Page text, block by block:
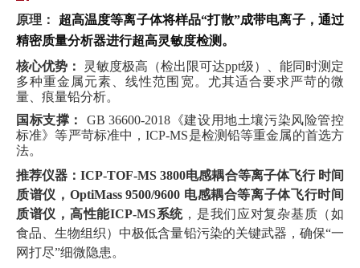
原理： 超高温度等离子体将样品“打散”成带电离子，通过
精密质量分析器进行超高灵敏度检测。
核心优势：
灵敏度极高（检出限可达ppt级）、能同时测定
多种重金属元素、线性范围宽。尤其适合要求严苛的微
量、痕量铅分析。
国标支撑：
GB 36600-2018《建设用地土壤污染风险管控
标准》等严苛标准中，ICP-MS是检测铅等重金属的首选方
法。
推荐仪器：ICP-TOF-MS 3800电感耦合等离子体飞行 时间
质谱仪， OptiMass 9500/9600 电感耦合等离子体飞行时间
质谱仪，高性能ICP-MS系统 ，是我们应对复杂基质（如
食品、生物组织）中极低含量铅污染的关键武器，确保“一
网打尽”细微隐患。